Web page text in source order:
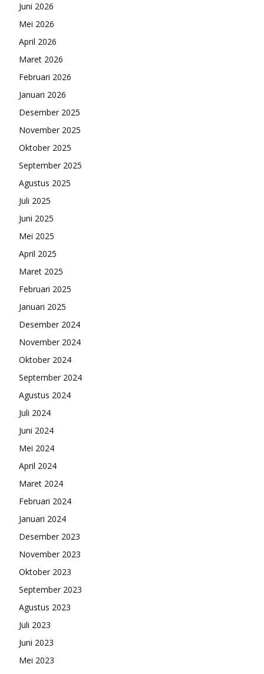
Juni 2026
Mei 2026
April 2026
Maret 2026
Februari 2026
Januari 2026
Desember 2025
November 2025
Oktober 2025
September 2025
Agustus 2025
Juli 2025
Juni 2025
Mei 2025
April 2025
Maret 2025
Februari 2025
Januari 2025
Desember 2024
November 2024
Oktober 2024
September 2024
Agustus 2024
Juli 2024
Juni 2024
Mei 2024
April 2024
Maret 2024
Februari 2024
Januari 2024
Desember 2023
November 2023
Oktober 2023
September 2023
Agustus 2023
Juli 2023
Juni 2023
Mei 2023